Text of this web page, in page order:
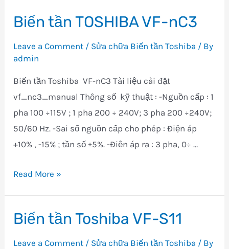
Biến tần TOSHIBA VF-nC3
Leave a Comment / Sửa chữa Biến tần Toshiba / By
admin
Biến tần Toshiba VF-nC3 Tài liệu cài đặt
vf_nc3_manual Thông số kỹ thuật : -Nguồn cấp : 1
pha 100 ÷115V ; 1 pha 200 ÷ 240V; 3 pha 200 ÷240V;
50/60 Hz. -Sai số nguồn cấp cho phép : Điện áp
+10% , -15% ; tần số ±5%. -Điện áp ra : 3 pha, 0÷ …
Biến
VF-
Read More »
Biến tần Toshiba VF-S11
Leave a Comment / Sửa chữa Biến tần Toshiba / By